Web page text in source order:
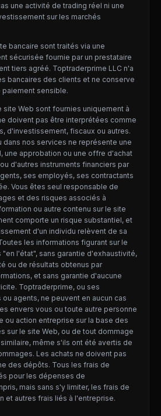
une activité de trading réel ni une
sur les marchés
bancaire sont traités via une
sécurisée fournie par un prestataire
tiers agréé. Toptraderprime LLC n'a
bancaires des clients et ne conserve
paiement sensible.
site Web sont fournies uniquement à
doivent pas être interprétées comme
d'investissement, fiscaux ou autres.
dans nos services ne représente une
une approbation ou une offre d'achat
d'autres instruments financiers par
ses employés, ses contractants
Vous êtes seul responsable de
et des risques associés à
ou autre contenu sur le site
comporte un risque substantiel, et
d'un individu relèvent de sa
les informations figurant sur le
l'état", sans garantie d'exhaustivité,
ou de résultats obtenus par
et sans garantie d'aucune
Toptraderprime, ou ses
agents, ne peuvent en aucun cas
envers vous ou toute autre personne
ou action entreprise sur la base des
sur le site Web, ou de tout dommage
même s'ils ont été avertis de
Les achats ne doivent pas
des dépôts. Tous les frais de
pour les dépenses de
mais sans s'y limiter, les frais de
et autres frais liés à l'entreprise.